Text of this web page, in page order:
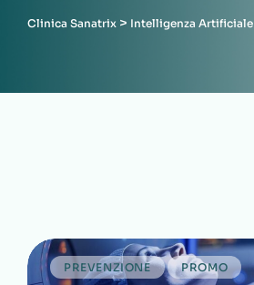
Clinica Sanatrix > Intelligenza Artificiale
PREVENZIONE PROMO